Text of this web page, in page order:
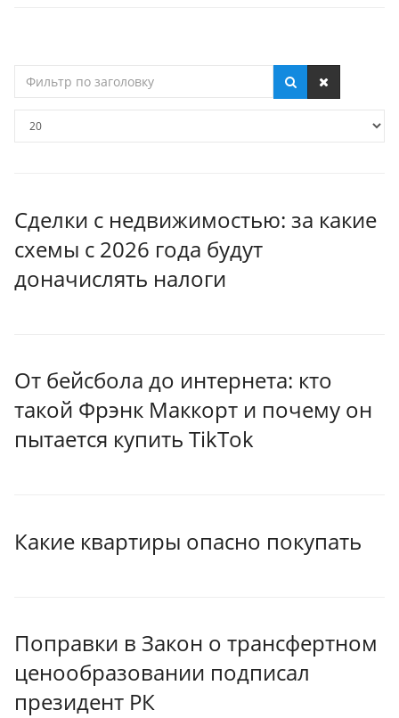
по
Сделки с недвижимостью: за какие
схемы с 2026 года будут
доначислять налоги
От бейсбола до интернета: кто
такой Фрэнк Маккорт и почему он
пытается купить TikTok
Какие квартиры опасно покупать
Поправки в Закон о трансфертном
ценообразовании подписал
президент РК